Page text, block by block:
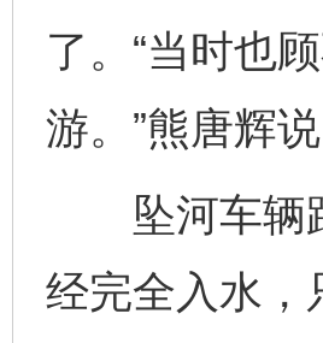
了。“当时也
游。”熊唐辉说
坠河车辆距
经完全入水，